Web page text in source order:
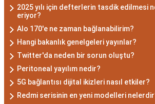
kararlılıkla çalışan bireylerdir. Aynı
zekalarını ve keskin gözlem
kullanarak çözüm odaklıdırlar.
Akrep Burcu Erkeği
Özellikleri: Güçlü ve
Karizmatik
2025 yılı için defterlerin tasdik edilmesi
eriyor?
Alo 170'e ne zaman bağlanabilirim?
Hangi bakanlık genelgeleri yayınlar?
Twitter'da neden bir sorun oluştu?
Peritoneal yayılım nedir?
5G bağlantısı dijital ikizleri nasıl etkiler?
Redmi serisinin en yeni modelleri